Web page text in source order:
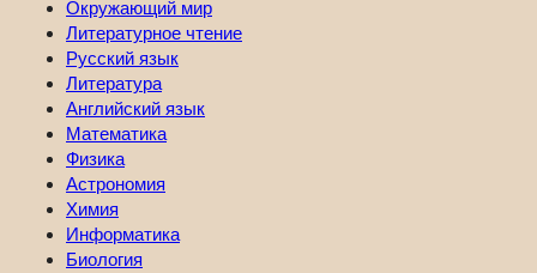
Окружающий мир
Литературное чтение
Русский язык
Литература
Английский язык
Математика
Физика
Астрономия
Химия
Информатика
Биология